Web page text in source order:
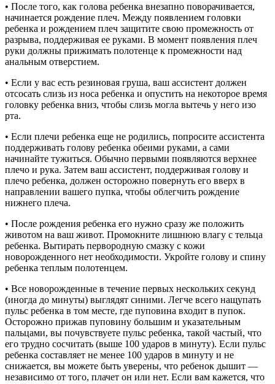
• После того, как голова ребенка внезапно поворачивается,
начинается рождение плеч. Между появлением головки
ребенка и рождением плеч защитите свою промежность от
разрыва, поддерживая ее руками. В момент появления плеч
руки должны прижимать полотенце к промежности над
анальным отверстием.
• Если у вас есть резиновая груша, ваш ассистент должен
отсосать слизь из носа ребенка и опустить на некоторое время
головку ребенка вниз, чтобы слизь могла вытечь у него изо
рта.
• Если плечи ребенка еще не родились, попросите ассистента
поддерживать голову ребенка обеими руками, а сами
начинайте тужиться. Обычно первыми появляются верхнее
плечо и рука. Затем ваш ассистент, поддерживая голову и
плечо ребенка, должен осторожно повернуть его вверх в
направлении вашего пупка, чтобы облегчить рождение
нижнего плеча.
• После рождения ребенка его нужно сразу же положить
животом на ваш живот. Промокните лишнюю влагу с тельца
ребенка. Вытирать первородную смазку с кожи
новорожденного нет необходимости. Укройте голову и спину
ребенка теплым полотенцем.
• Все новорожденные в течение первых нескольких секунд
(иногда до минуты) выглядят синими. Легче всего нащупать
пульс ребенка в том месте, где пуповина входит в пупок.
Осторожно прижав пуповину большим и указательным
пальцами, вы почувствуете пульс ребенка, такой частый, что
его трудно сосчитать (выше 100 ударов в минуту). Если пульс
ребенка составляет не менее 100 ударов в минуту и не
снижается, вы можете быть уверены, что ребенок дышит —
независимо от того, плачет он или нет. Если вам кажется, что